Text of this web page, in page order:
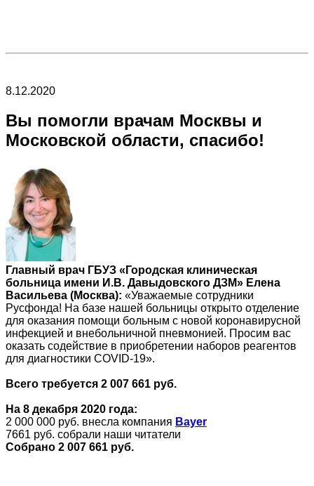
8.12.2020
Вы помогли врачам Москвы и
Московской области, спасибо!
Главный врач ГБУЗ «Городская клиническая
больница имени И.В. Давыдовского ДЗМ» Елена
Васильева (Москва): «Уважаемые сотрудники
Русфонда! На базе нашей больницы открыто отделение
для оказания помощи больным с новой коронавирусной
инфекцией и внебольничной пневмонией. Просим вас
оказать содействие в приобретении наборов реагентов
для диагностики COVID-19».
Всего требуется 2 007 661 руб.
На 8 декабря 2020 года:
2 000 000 руб. внесла компания Bayer
7661 руб. собрали наши читатели
Собрано 2 007 661 руб.